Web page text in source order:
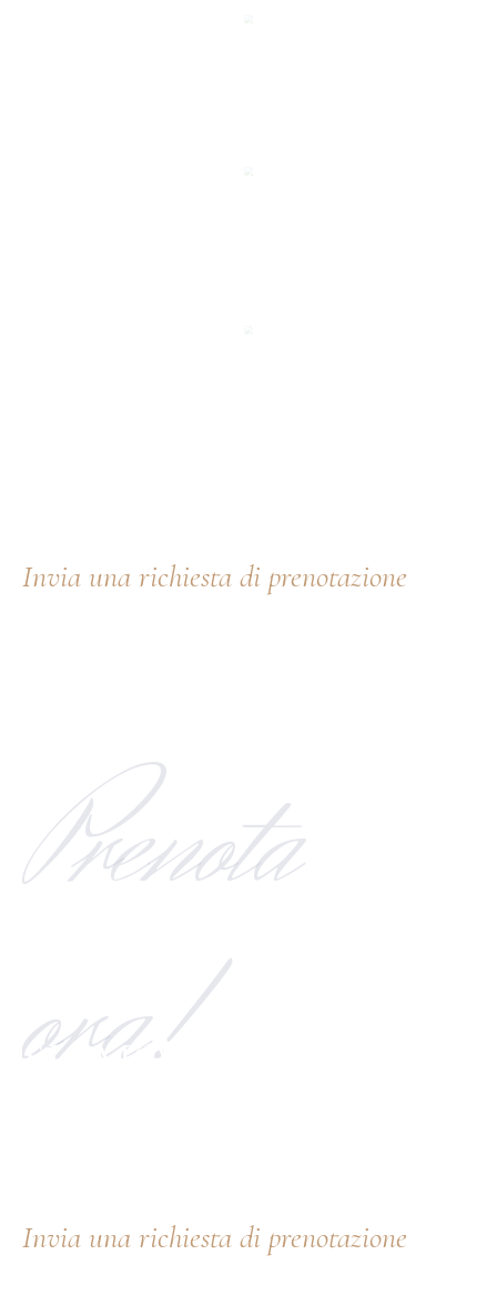
Invia una richiesta di prenotazione
Prenota
ora!
SIAMO A VOSTRA
Invia una richiesta di prenotazione